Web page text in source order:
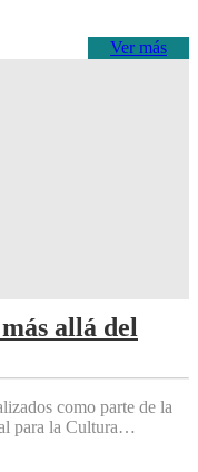
Ver más
allá del
como parte de la
para la Cultura…